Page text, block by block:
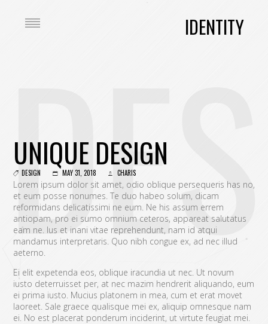
IDENTITY
UNIQUE DESIGN
DESIGN MAY 31, 2018 CHARIS
Lorem ipsum dolor sit amet, odio oblique persequeris has no,
et eum posse nonumes. Te duo habeo solum, dicam
reformidans delicatissimi ne eum. Ne his assum errem
antiopam, pro ei sumo omnium ceteros, appareat salutatus
eam ne. Ius et inani vitae reprehendunt, nam id atqui
mandamus interpretaris. Quo nibh congue ex, ad nec illud
aeterno.
Ei elit expetenda eos, oblique iracundia ut nec. Ut novum
iusto deterruisset per, at nec mazim hendrerit aliquando, eum
ei prima iusto. Mucius platonem in mea, cum et erat movet
laoreet. Sale graece qualisque mei ex, aliquip omnesque nam
ei. No est placerat ponderum inciderint, ut virtute feugiat mei.